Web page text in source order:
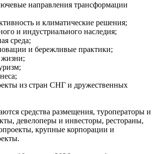
направления трансформации
и климатические решения;
и индустриального наследия;
среда;
и бережливые практики;
жизни;
из стран СНГ и дружественных
средства размещения, туроператоры и
девелоперы и инвесторы, рестораны,
крупные корпорации и